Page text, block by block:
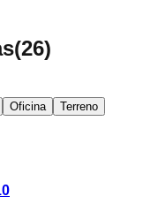
(26)
Oficina
Terreno